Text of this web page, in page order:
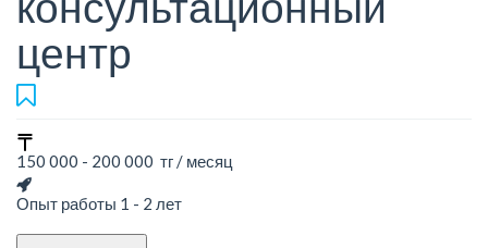
центр
150 000 - 200 000 тг / месяц
Опыт работы 1 - 2 лет